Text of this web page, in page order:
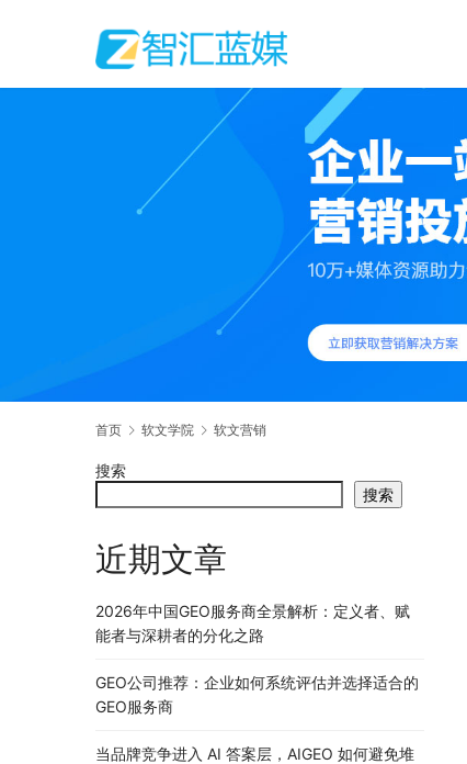
首页 软文学院 软文营销
搜索
搜索
近期文章
2026年中国GEO服务商全景解析：定义者、赋
能者与深耕者的分化之路
GEO公司推荐：企业如何系统评估并选择适合的
GEO服务商
当品牌竞争进入 AI 答案层，AIGEO 如何避免堆